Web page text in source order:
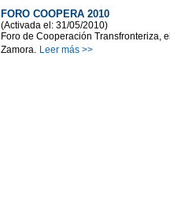
FORO COOPERA 2010
(Activada el: 31/05/2010)
Foro de Cooperación Transfronteriza,
Zamora.
Leer más >>